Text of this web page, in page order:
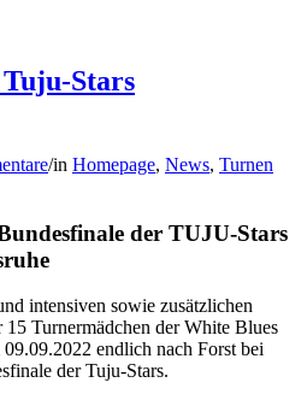
Stars
/in Homepage, News, Turnen
der TUJU-Stars
intensiven sowie zusätzlichen
Turnermädchen der White Blues
endlich nach Forst bei
der Tuju-Stars.